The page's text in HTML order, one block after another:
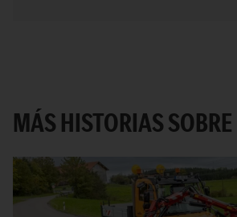
MÁS HISTORIAS